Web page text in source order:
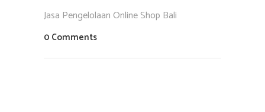
Jasa Pengelolaan Online Shop Bali
0 Comments